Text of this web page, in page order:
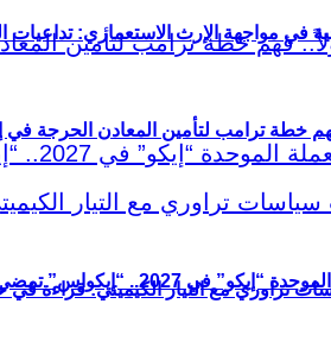
في مواجهة الإرث الاستعماري: تداعيات
2027.. “إيكواس” تمضي قدمًا دون انتظار
خطة ترامب لتأمين المعادن الحرجة في
تراوري مع التيار الكيميتي: قراءة في